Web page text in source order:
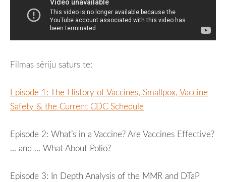
Filmas sēriju saturs te:
Episode 1: The History of Vaccines, Smallpox, Vaccine
Safety & the Current CDC Schedule
Episode 2: What’s in a Vaccine? Are Vaccines Effective?
... and ... What About Polio?
Episode 3: In Depth Analysis of the MMR and DTaP